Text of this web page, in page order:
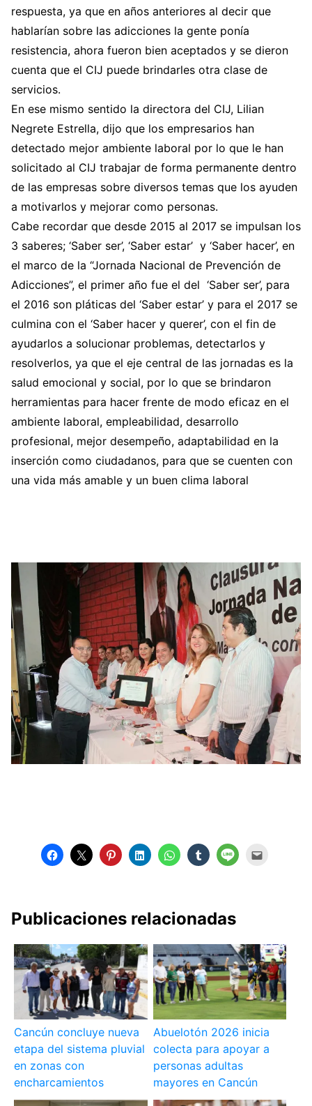
respuesta, ya que en años anteriores al decir que
hablarían sobre las adicciones la gente ponía
resistencia, ahora fueron bien aceptados y se dieron
cuenta que el CIJ puede brindarles otra clase de
servicios.
En ese mismo sentido la directora del CIJ, Lilian
Negrete Estrella, dijo que los empresarios han
detectado mejor ambiente laboral por lo que le han
solicitado al CIJ trabajar de forma permanente dentro
de las empresas sobre diversos temas que los ayuden
a motivarlos y mejorar como personas.
Cabe recordar que desde 2015 al 2017 se impulsan los
3 saberes; ‘Saber ser’, ‘Saber estar’ y ‘Saber hacer’, en
el marco de la “Jornada Nacional de Prevención de
Adicciones”, el primer año fue el del ‘Saber ser’, para
el 2016 son pláticas del ‘Saber estar’ y para el 2017 se
culmina con el ‘Saber hacer y querer’, con el fin de
ayudarlos a solucionar problemas, detectarlos y
resolverlos, ya que el eje central de las jornadas es la
salud emocional y social, por lo que se brindaron
herramientas para hacer frente de modo eficaz en el
ambiente laboral, empleabilidad, desarrollo
profesional, mejor desempeño, adaptabilidad en la
inserción como ciudadanos, para que se cuenten con
una vida más amable y un buen clima laboral
Publicaciones relacionadas
Cancún concluye nueva
etapa del sistema pluvial
en zonas con
encharcamientos
Abuelotón 2026 inicia
colecta para apoyar a
personas adultas
mayores en Cancún